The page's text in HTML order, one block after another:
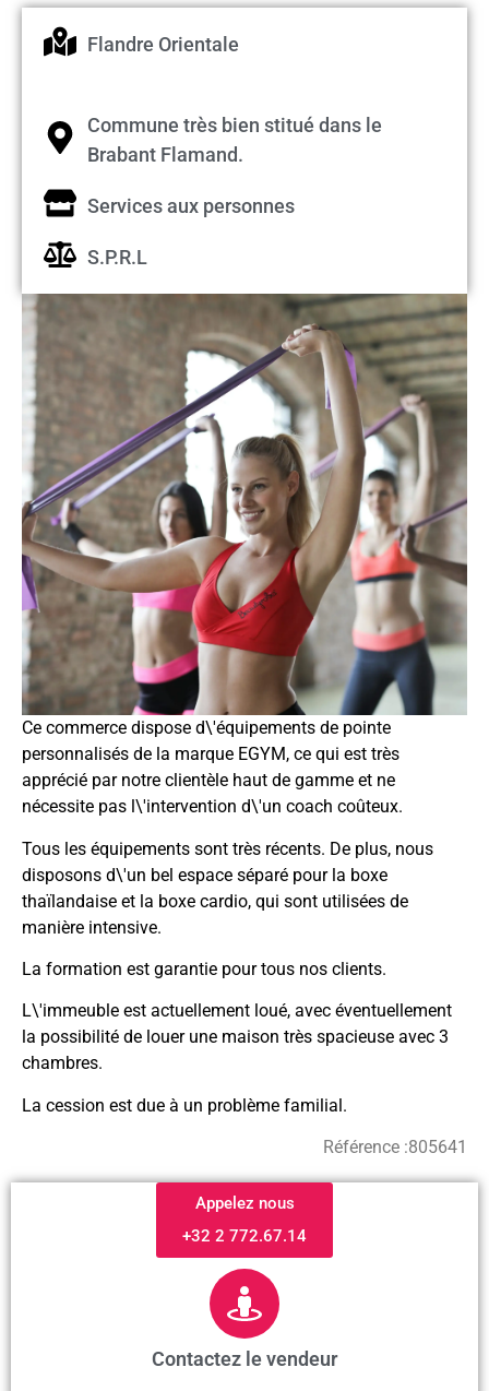
Flandre Orientale
Commune très bien stitué dans le
Brabant Flamand.
Services aux personnes
S.P.R.L
Ce commerce dispose d\'équipements de pointe
personnalisés de la marque EGYM, ce qui est très
apprécié par notre clientèle haut de gamme et ne
nécessite pas l\'intervention d\'un coach coûteux.
Tous les équipements sont très récents. De plus, nous
disposons d\'un bel espace séparé pour la boxe
thaïlandaise et la boxe cardio, qui sont utilisées de
manière intensive.
La formation est garantie pour tous nos clients.
L\'immeuble est actuellement loué, avec éventuellement
la possibilité de louer une maison très spacieuse avec 3
chambres.
La cession est due à un problème familial.
Référence :805641
Appelez nous
+32 2 772.67.14
Contactez le vendeur